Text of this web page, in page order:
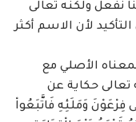
نفعل ‏ولكنه تعالى
لأن الاسم أكثر
الأصلي مع
حكاية عن
فِرْعَوْنَ وَمَلَئِهِ فَاتَّبَعُواْ